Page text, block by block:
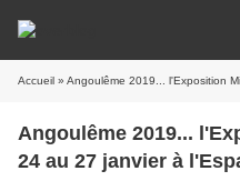
Accueil » Angoulême 2019... l'Exposition
Angoulême 2019...
24 au 27 janvier à